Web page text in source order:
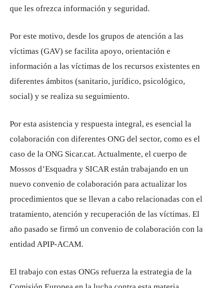
que les ofrezca información y seguridad.
Por este motivo, desde los grupos de atención a las
víctimas (GAV) se facilita apoyo, orientación e
información a las víctimas de los recursos existentes en
diferentes ámbitos (sanitario, jurídico, psicológico,
social) y se realiza su seguimiento.
Por esta asistencia y respuesta integral, es esencial la
colaboración con diferentes ONG del sector, como es el
caso de la ONG Sicar.cat. Actualmente, el cuerpo de
Mossos d’Esquadra y SICAR están trabajando en un
nuevo convenio de colaboración para actualizar los
procedimientos que se llevan a cabo relacionadas con el
tratamiento, atención y recuperación de las víctimas. El
año pasado se firmó un convenio de colaboración con la
entidad APIP-ACAM.
El trabajo con estas ONGs refuerza la estrategia de la